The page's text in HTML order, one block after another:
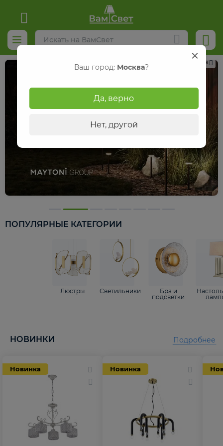
Реклама
ПОПУЛЯРНЫЕ КАТЕГОРИИ
Люстры Светильники
Бра и
подсветки
НОВИНКИ
Новинка Новинка
Подробнее
Ваш город: Москва?
Да, верно
Нет, другой